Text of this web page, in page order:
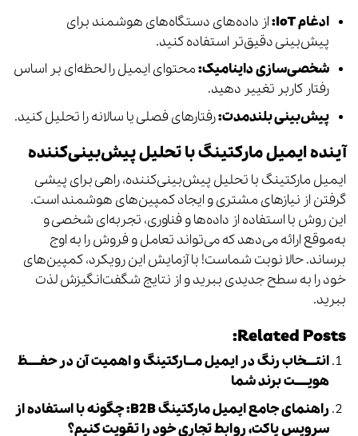
ادغام IoT:
از داده‌های دستگاه‌های هوشمند برای
پیش‌بینی دقیق‌تر استفاده کنید.
شخصی‌سازی داینامیک:محتوای ایمیل را لحظه‌ای بر اساس
رفتار کاربر تغییر دهید.
پیش‌بینی بلندمدت:رفتارهای فصلی یا سالانه را تحلیل کنید.
آینده ایمیل مارکتینگ با تحلیل پیش‌بینی‌کننده
ایمیل مارکتینگ با تحلیل پیش‌بینی‌کننده، راهی برای پیشی
گرفتن از نیازهای مشتری و ایجاد کمپین‌های هوشمند است.
این روش با استفاده از داده‌ها و فناوری، تجربه‌ای شخصی و
به‌موقع ارائه می‌دهد که می‌تواند تعامل و فروش را به اوج
برساند. حالا نوبت شماست! با آزمایش این رویکرد، کمپین‌های
خود را به سطح جدیدی ببرید و از نتایج شگفت‌انگیزش لذت
ببرید.
Related Posts:
انتــــخاب رنگ در ایمیل مـــارکتینگ و اهمیت آن در حفـــــظ
هویـــــت برند شما
راهنمای جامع ایمیل مارکتینگ B2B: چگونه با استفاده از
سرویس پاکت، روابط تجاری خود را تقویت کنیم؟